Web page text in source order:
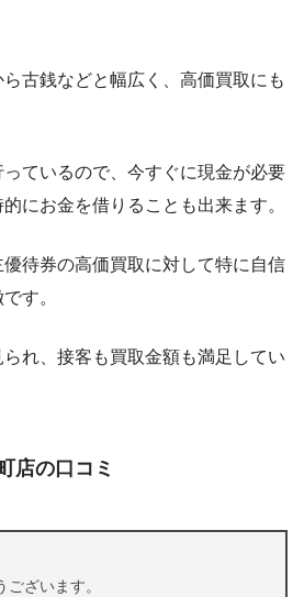
古銭などと幅広く、高価買取にも
ているので、今すぐに現金が必要
にお金を借りることも出来ます。
待券の高価買取に対して特に自信
す。
れ、接客も買取金額も満足してい
店の口コミ
ございます。